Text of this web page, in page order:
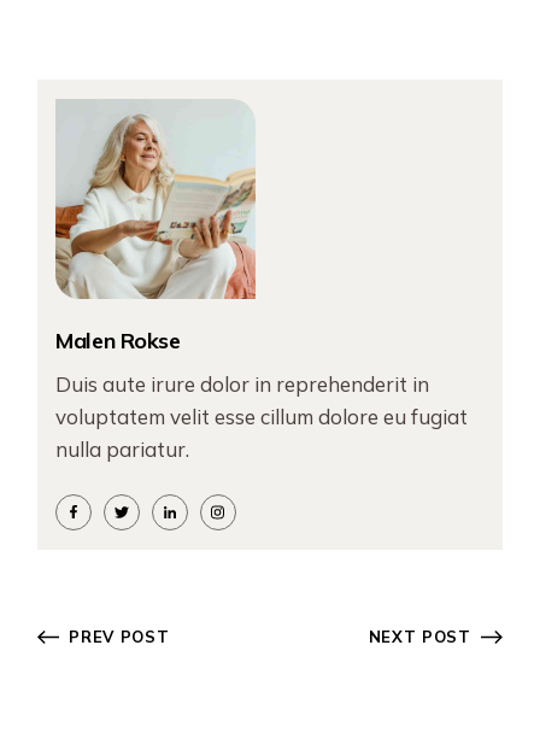
Malen Rokse
Duis aute irure dolor in reprehenderit in
voluptatem velit esse cillum dolore eu fugiat
nulla pariatur.
PREV POST NEXT POST